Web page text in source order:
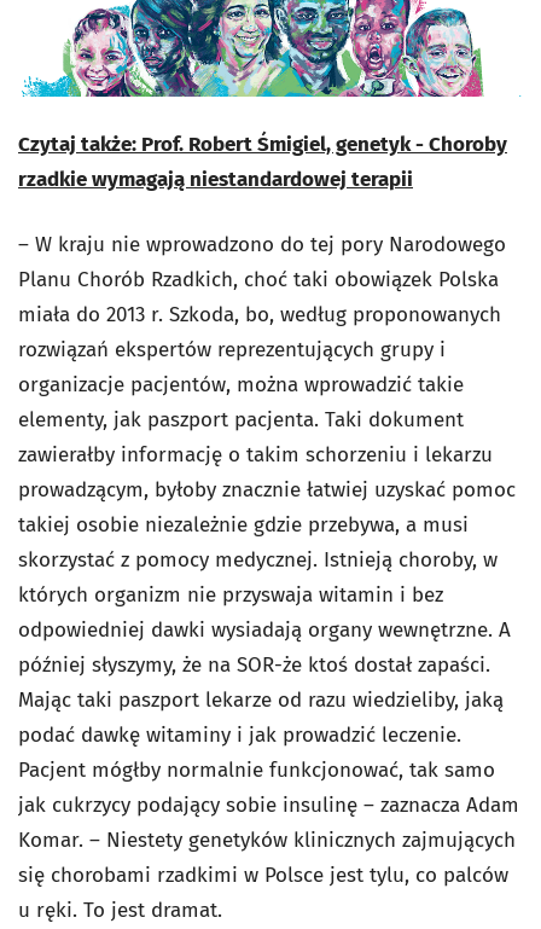
Czytaj także: Prof. Robert Śmigiel, genetyk - Choroby
rzadkie wymagają niestandardowej terapii
– W kraju nie wprowadzono do tej pory Narodowego
Planu Chorób Rzadkich, choć taki obowiązek Polska
miała do 2013 r. Szkoda, bo, według proponowanych
rozwiązań ekspertów reprezentujących grupy i
organizacje pacjentów, można wprowadzić takie
elementy, jak paszport pacjenta. Taki dokument
zawierałby informację o takim schorzeniu i lekarzu
prowadzącym, byłoby znacznie łatwiej uzyskać pomoc
takiej osobie niezależnie gdzie przebywa, a musi
skorzystać z pomocy medycznej. Istnieją choroby, w
których organizm nie przyswaja witamin i bez
odpowiedniej dawki wysiadają organy wewnętrzne. A
później słyszymy, że na SOR-że ktoś dostał zapaści.
Mając taki paszport lekarze od razu wiedzieliby, jaką
podać dawkę witaminy i jak prowadzić leczenie.
Pacjent mógłby normalnie funkcjonować, tak samo
jak cukrzycy podający sobie insulinę – zaznacza Adam
Komar. ­– Niestety genetyków klinicznych zajmujących
się chorobami rzadkimi w Polsce jest tylu, co palców
u ręki. To jest dramat.